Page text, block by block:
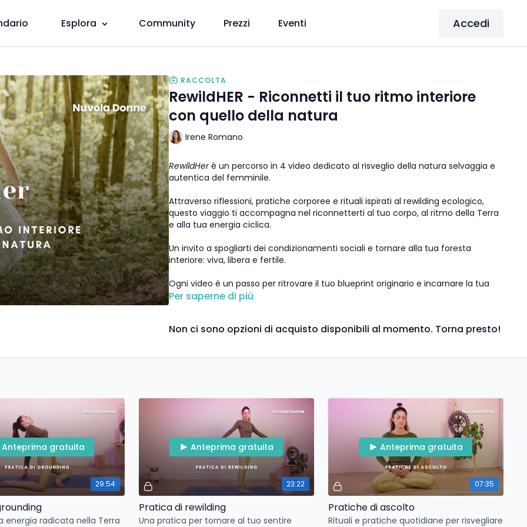
Esplora Community Prezzi Eventi Accedi
RACCOLTA
RewildHER - Riconnetti il tuo ritmo interiore
con quello della natura
Irene Romano
RewildHerè un percorso in 4 video dedicato al risveglio della natura selvaggia e
autentica del femminile.
Attraverso riflessioni, pratiche corporee e rituali ispirati al rewilding ecologico,
questo viaggio ti accompagna nel riconnetterti al tuo corpo, al ritmo della Terra
e alla tua energia ciclica.
Un invito a spogliarti dei condizionamenti sociali e tornare alla tua foresta
interiore: viva, libera e fertile.
Ogni video è un passo per ritrovare il tuo blueprint originario e incarnare la tua
forza vitale, nel rispetto dei tuoi tempi e della tua verità più profonda.
Per saperne di più
Non ci sono opzioni di acquisto disponibili al momento. Torna presto!
29:54
Anteprima gratuita
energia radicata nella Terra
23:22
Anteprima gratuita
Pratica di rewilding
Una pratica per tornare al tuo sentire
07:35
Anteprima gratuita
Pratiche di ascolto
Rituali e pratiche quotidiane per risvegliare